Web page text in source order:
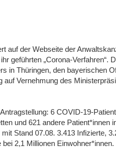
auf der Webseite der
geführten „Corona-Verfahren“.
in Thüringen, den bayerischen
Vernehmung des
6 COVID-19-
und 621 andere Patient*innen
Stand 07.08. 3.413 Infizierte,
2,1 Millionen Einwohner*innen.